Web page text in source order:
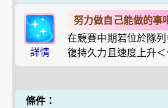
詳情
努力做自己能做的事
在競賽中期若位於隊
復持久力且速度上升
條件：